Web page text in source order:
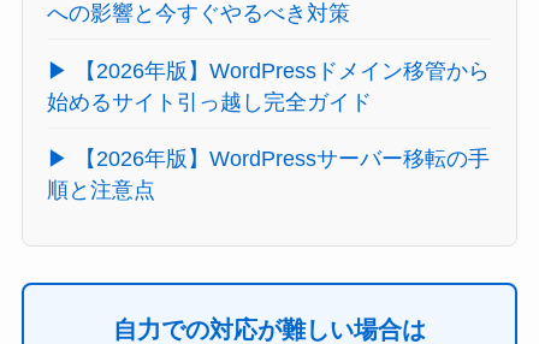
への影響と今すぐやるべき対策
▶ 【2026年版】WordPressドメイン移管から
始めるサイト引っ越し完全ガイド
▶ 【2026年版】WordPressサーバー移転の手
順と注意点
自力での対応が難しい場合は